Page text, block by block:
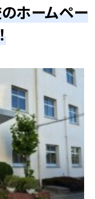
のホームペー